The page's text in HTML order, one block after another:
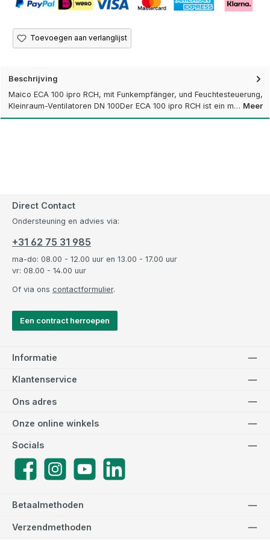
Toevoegen aan verlanglijst
Beschrijving
Maico ECA 100 ipro RCH, mit Funkempfänger, und Feuchtesteuerung,
Kleinraum-Ventilatoren DN 100Der ECA 100 ipro RCH ist ein m… Meer
Direct Contact
Ondersteuning en advies via:
+31 62 75 31 985
ma-do: 08.00 - 12.00 uur en 13.00 - 17.00 uur
vr: 08.00 - 14.00 uur
Of via ons contactformulier.
Een contract herroepen
Informatie
Klantenservice
Betaalmethoden
Verzendmethoden
Ons adres
Socials
FacebookInstagramYouTube
Onze online winkels